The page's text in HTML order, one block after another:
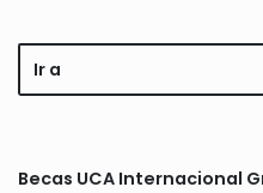
Ir a
Becas UCA Internacional